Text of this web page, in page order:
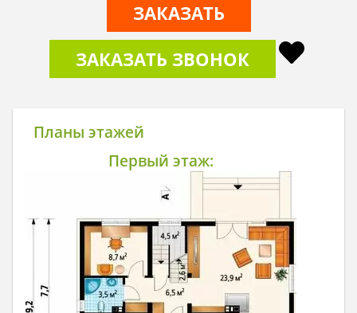
ЗАКАЗАТЬ
ЗАКАЗАТЬ ЗВОНОК
Планы этажей
Первый этаж: